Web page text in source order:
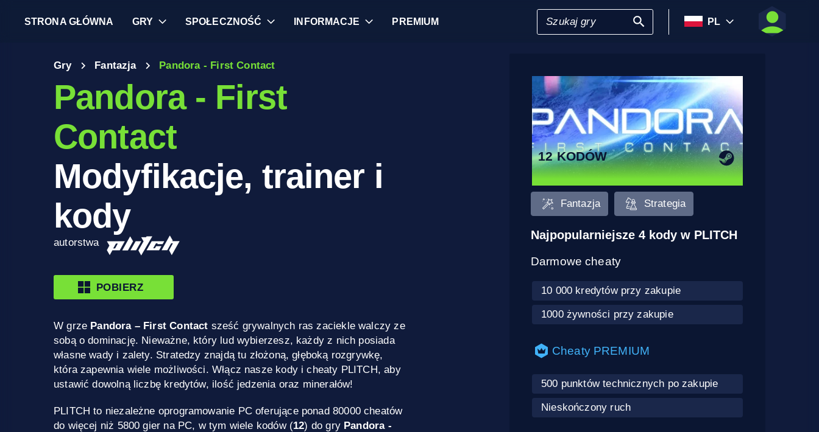
STRONA GŁÓWNA GRY SPOŁECZNOŚĆ INFORMACJE PREMIUM PL
Gry Fantazja Pandora - First Contact
Pandora - First
Contact
Modyfikacje, trainer i
kody
autorstwa
POBIERZ
W grze Pandora – First Contact sześć grywalnych ras zaciekle walczy ze
sobą o dominację. Nieważne, który lud wybierzesz, każdy z nich posiada
własne wady i zalety. Stratedzy znajdą tu złożoną, głęboką rozgrywkę,
która zapewnia wiele możliwości. Włącz nasze kody i cheaty PLITCH, aby
ustawić dowolną liczbę kredytów, ilość jedzenia oraz minerałów!
PLITCH to niezależne oprogramowanie PC oferujące ponad 80000 cheatów
do więcej niż 5800 gier na PC, w tym wiele kodów (12) do gry Pandora -
12 KODÓW
Fantazja Strategia
Najpopularniejsze 4 kody w PLITCH
Darmowe cheaty
10 000 kredytów przy zakupie
1000 żywności przy zakupie
Cheaty PREMIUM
500 punktów technicznych po zakupie
Nieskończony ruch